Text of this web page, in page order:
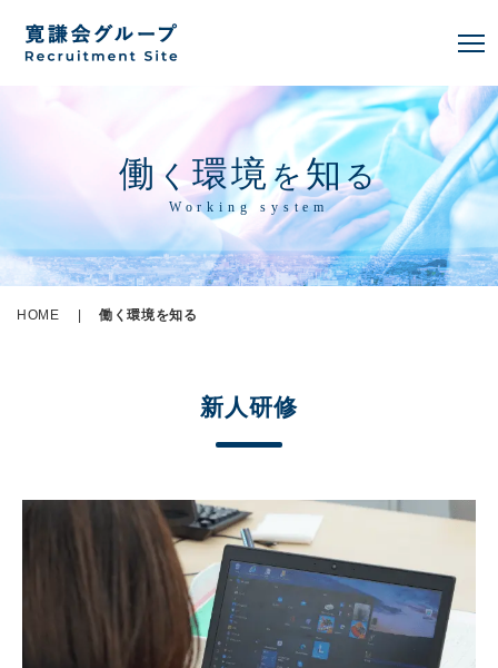
働 く環境を 知る
Working system
HOME 働く環境を知る
新人研修